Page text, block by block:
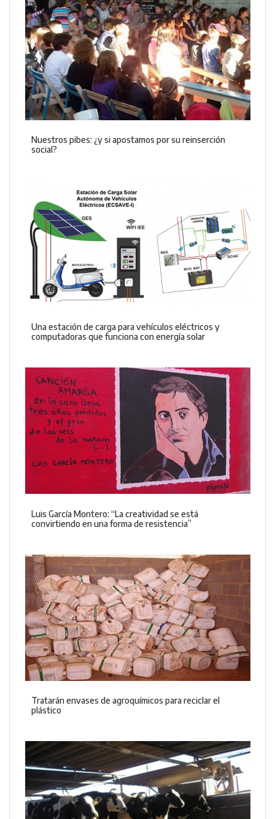
Nuestros pibes: ¿y si apostamos por su reinserción
social?
Una estación de carga para vehículos eléctricos y
computadoras que funciona con energía solar
Luis García Montero: “La creatividad se está
convirtiendo en una forma de resistencia”
Tratarán envases de agroquímicos para reciclar el
plástico